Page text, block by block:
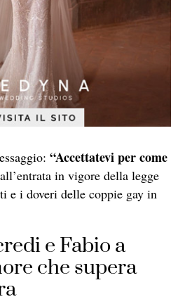
“Accettatevi per come
in vigore della legge
e i doveri delle coppie gay in
e Fabio a
che supera